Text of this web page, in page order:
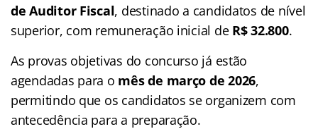
de Auditor Fiscal, destinado a candidatos de nível
superior, com remuneração inicial deR$ 32.800.
As provas objetivas do concurso já estão
agendadas para o mês de março de 2026,
permitindo que os candidatos se organizem com
antecedência para a preparação.